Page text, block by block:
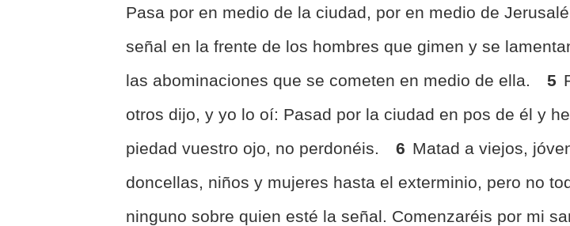
Pasa por en medio de la ciudad, por en medio de
señal en la frente de los hombres que gimen y se
las abominaciones que se cometen en medio de ella.
5
otros dijo, y yo lo oí: Pasad por la ciudad en pos de él y
piedad vuestro ojo, no perdonéis.
6 Matad a viejos,
doncellas, niños y mujeres hasta el exterminio, pero no
ninguno sobre quien esté la señal. Comenzaréis por mi